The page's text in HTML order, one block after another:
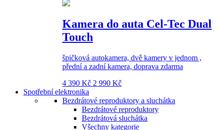
Kamera do auta Cel-Tec Dual
Touch
špičková autokamera, dvě kamery v jednom ,
přední a zadní kamera, doprava zdarma
4 390 Kč 2 990 Kč
Spotřební elektronika
Bezdrátové reproduktory a sluchátka
Bezdrátové reproduktory
Bezdrátová sluchátka
Všechny kategorie